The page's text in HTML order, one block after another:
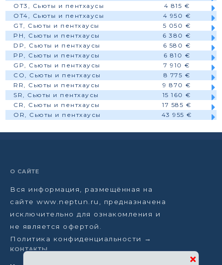
OT3, Сьюты и пентхаусы
4 815 €
OT4, Сьюты и пентхаусы
4 950 €
GT, Сьюты и пентхаусы
5 050 €
PH, Сьюты и пентхаусы
6 380 €
DP, Сьюты и пентхаусы
6 580 €
PP, Сьюты и пентхаусы
6 810 €
GP, Сьюты и пентхаусы
7 910 €
CO, Сьюты и пентхаусы
8 775 €
RR, Сьюты и пентхаусы
9 870 €
SR, Сьюты и пентхаусы
15 160 €
CR, Сьюты и пентхаусы
17 585 €
OR, Сьюты и пентхаусы
43 955 €
О САЙТЕ
Вся информация, размещённая на
сайте www.neptun.ru, предназначена
исключительно для ознакомления и
не является офертой.
Политика конфиденциальности →
КОНТАКТЫ